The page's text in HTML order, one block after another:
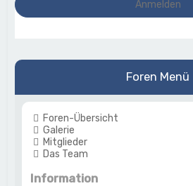
Foren Menü
Foren-Übersicht
Galerie
Mitglieder
Das Team
Information